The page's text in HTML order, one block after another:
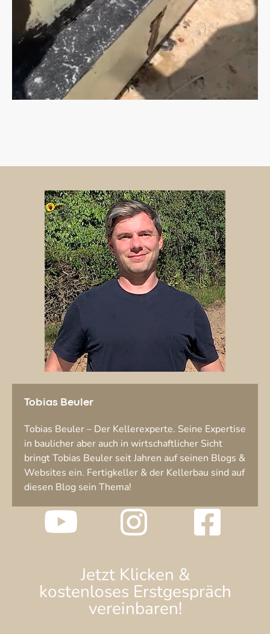
Tobias Beuler
Tobias Beuler – Der Kellerexperte. Seine Expertise
in baulicher aber auch in wirtschaftlicher Sicht
bringt Tobias Beuler seit Jahren auf seinen Blogs &
Websites ein. Fertigkeller & der Kellerbau sind auf
diesen Blog sein Thema!
Jetzt Klicken &
kostenloses Erstgespräch
vereinbaren!